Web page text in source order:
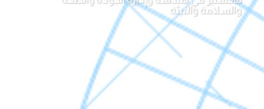
والسلامة والبيئة